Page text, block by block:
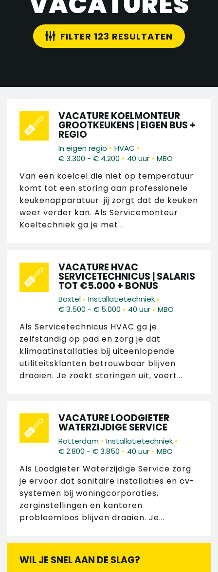
FILTER 123 RESULTATEN
VACATURE KOELMONTEUR
GROOTKEUKENS | EIGEN BUS +
REGIO
In eigen regio • HVAC •
€ 3.300 - € 4.200 • 40 uur • MBO
Van een koelcel die niet op temperatuur
komt tot een storing aan professionele
keukenapparatuur: jij zorgt dat de keuken
weer verder kan. Als Servicemonteur
Koeltechniek ga je met...
VACATURE HVAC
SERVICETECHNICUS | SALARIS
TOT €5.000 + BONUS
Boxtel • Installatietechniek •
€ 3.500 - € 5.000 • 40 uur • MBO
Als Servicetechnicus HVAC ga je
zelfstandig op pad en zorg je dat
klimaatinstallaties bij uiteenlopende
utiliteitsklanten betrouwbaar blijven
draaien. Je zoekt storingen uit, voert...
VACATURE LOODGIETER
WATERZIJDIGE SERVICE
Rotterdam • Installatietechniek •
€ 2.800 - € 3.850 • 40 uur • MBO
Als Loodgieter Waterzijdige Service zorg
je ervoor dat sanitaire installaties en cv-
systemen bij woningcorporaties,
zorginstellingen en kantoren
probleemloos blijven draaien. Je...
WIL JE SNEL AAN DE SLAG?